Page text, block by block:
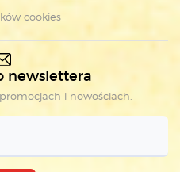
cookies
newslettera
i nowościach.